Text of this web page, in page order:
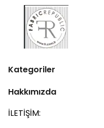
Kategoriler
Hakkımızda
İLETİŞİM: